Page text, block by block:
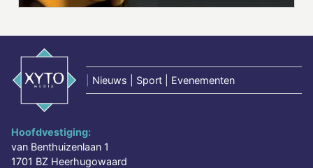
Nieuws | Sport | Evenementen
Hoofdvestiging:
van Benthuizenlaan 1
1701 BZ Heerhugowaard